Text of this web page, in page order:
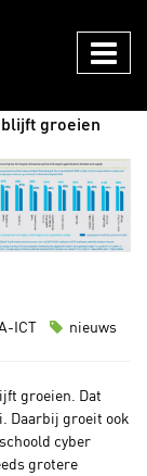
groeien
ICT
nieuws
groeien. Dat
Daarbij groeit ook
cyber
grotere